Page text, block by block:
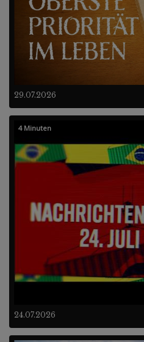
29.07.2026
24.07.2026
4 Minuten